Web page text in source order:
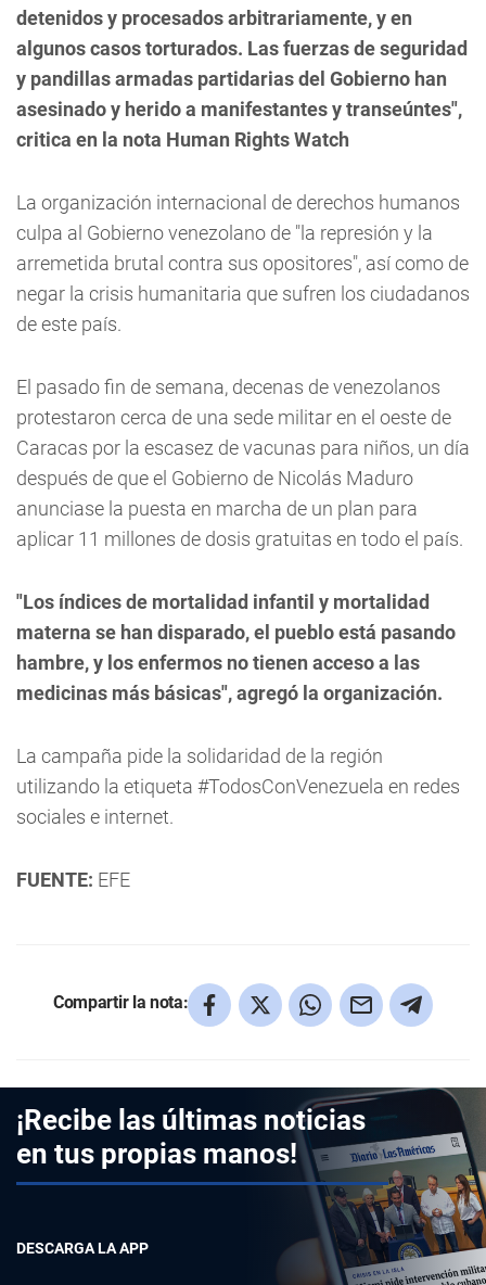
detenidos y procesados arbitrariamente, y en
algunos casos torturados. Las fuerzas de seguridad
y pandillas armadas partidarias del Gobierno han
asesinado y herido a manifestantes y transeúntes",
critica en la nota Human Rights Watch
La organización internacional de derechos humanos
culpa al Gobierno venezolano de "la represión y la
arremetida brutal contra sus opositores", así como de
negar la crisis humanitaria que sufren los ciudadanos
de este país.
El pasado fin de semana, decenas de venezolanos
protestaron cerca de una sede militar en el oeste de
Caracas por la escasez de vacunas para niños, un día
después de que el Gobierno de Nicolás Maduro
anunciase la puesta en marcha de un plan para
aplicar 11 millones de dosis gratuitas en todo el país.
"Los índices de mortalidad infantil y mortalidad
materna se han disparado, el pueblo está pasando
hambre, y los enfermos no tienen acceso a las
medicinas más básicas", agregó la organización.
La campaña pide la solidaridad de la región
utilizando la etiqueta #TodosConVenezuela en redes
sociales e internet.
FUENTE: EFE
Compartir la nota:
¡Recibe las últimas noticias
en tus propias manos!
DESCARGA LA APP